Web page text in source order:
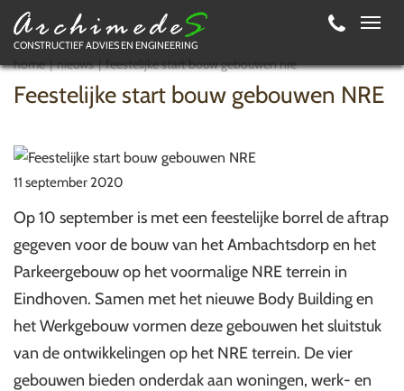
CONSTRUCTIEF ADVIES EN ENGINEERING
home nieuws feestelijke start bouw gebouwen nre
Feestelijke start bouw gebouwen NRE
11 september 2020
Op 10 september is met een feestelijke borrel de aftrap
gegeven voor de bouw van het Ambachtsdorp en het
Parkeergebouw op het voormalige NRE terrein in
Eindhoven. Samen met het nieuwe Body Building en
het Werkgebouw vormen deze gebouwen het sluitstuk
van de ontwikkelingen op het NRE terrein. De vier
gebouwen bieden onderdak aan woningen, werk- en